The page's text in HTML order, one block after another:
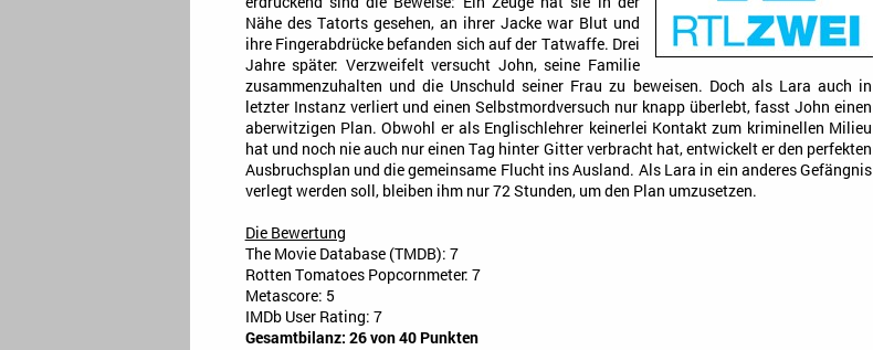
Nähe des Tatorts gesehen, an ihrer Jacke war Blut und
ihre Fingerabdrücke befanden sich auf der Tatwaffe. Drei
Jahre später: Verzweifelt versucht John, seine Familie
zusammenzuhalten und die Unschuld seiner Frau zu beweisen. Doch als Lara auch in
letzter Instanz verliert und einen Selbstmordversuch nur knapp überlebt, fasst John einen
aberwitzigen Plan. Obwohl er als Englischlehrer keinerlei Kontakt zum kriminellen Milieu
hat und noch nie auch nur einen Tag hinter Gitter verbracht hat, entwickelt er den perfekten
Ausbruchsplan und die gemeinsame Flucht ins Ausland. Als Lara in ein anderes Gefängnis
verlegt werden soll, bleiben ihm nur 72 Stunden, um den Plan umzusetzen.
Die Bewertung
The Movie Database (TMDB): 7
Rotten Tomatoes Popcornmeter: 7
Metascore: 5
IMDb User Rating: 7
Gesamtbilanz: 26 von 40 Punkten